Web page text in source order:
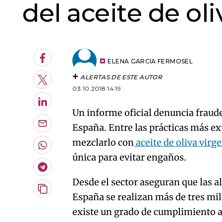
del aceite de
Facebook
Twitter
LinkedIn
Enviar
por
Email
Whatsapp
Telegram
Copiar
ELENA GARCIA FERMOSEL
ALERTAS DE ESTE AUTOR
03.10.2018 14:19
Un informe oficial denuncia
España. Entre las prácticas más
mezclarlo conaceite de oliva
única para evitar engaños.
Desde el sector aseguran que las
España se realizan más de tres
existe un grado de cumplimiento